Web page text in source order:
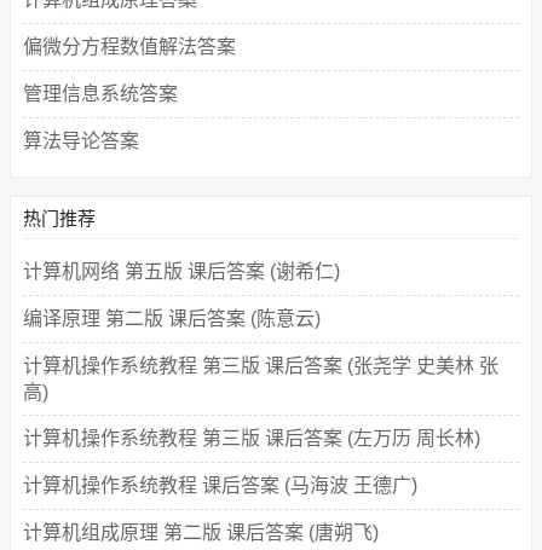
偏微分方程数值解法答案
管理信息系统答案
算法导论答案
热门推荐
计算机网络 第五版 课后答案 (谢希仁)
编译原理 第二版 课后答案 (陈意云)
计算机操作系统教程 第三版 课后答案 (张尧学 史美林 张
高)
计算机操作系统教程 第三版 课后答案 (左万历 周长林)
计算机操作系统教程 课后答案 (马海波 王德广)
计算机组成原理 第二版 课后答案 (唐朔飞)